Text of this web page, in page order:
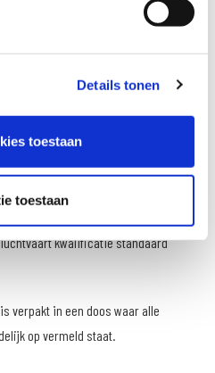
Details tonen
toestaan
toestaan
optioneel verkrijgbare US-Drypack
getapete naden
kwalificatie standaard
verpakt in een doos waar alle
op vermeld staat.